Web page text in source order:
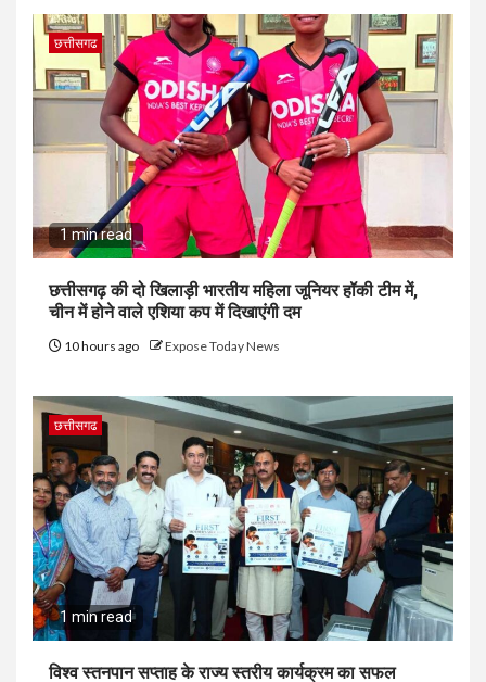
छत्तीसगढ
1 min read
छत्तीसगढ़ की दो खिलाड़ी भारतीय महिला जूनियर हॉकी टीम में,
चीन में होने वाले एशिया कप में दिखाएंगी दम
10 hours ago Expose Today News
छत्तीसगढ
1 min read
विश्व स्तनपान सप्ताह के राज्य स्तरीय कार्यक्रम का सफल